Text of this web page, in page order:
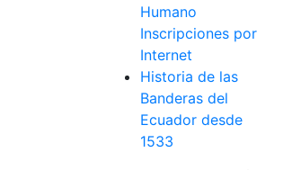
Humano
Inscripciones por
Internet
Historia de las
Banderas del
Ecuador desde
1533